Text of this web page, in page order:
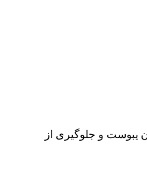
یبوست و جلوگیری از